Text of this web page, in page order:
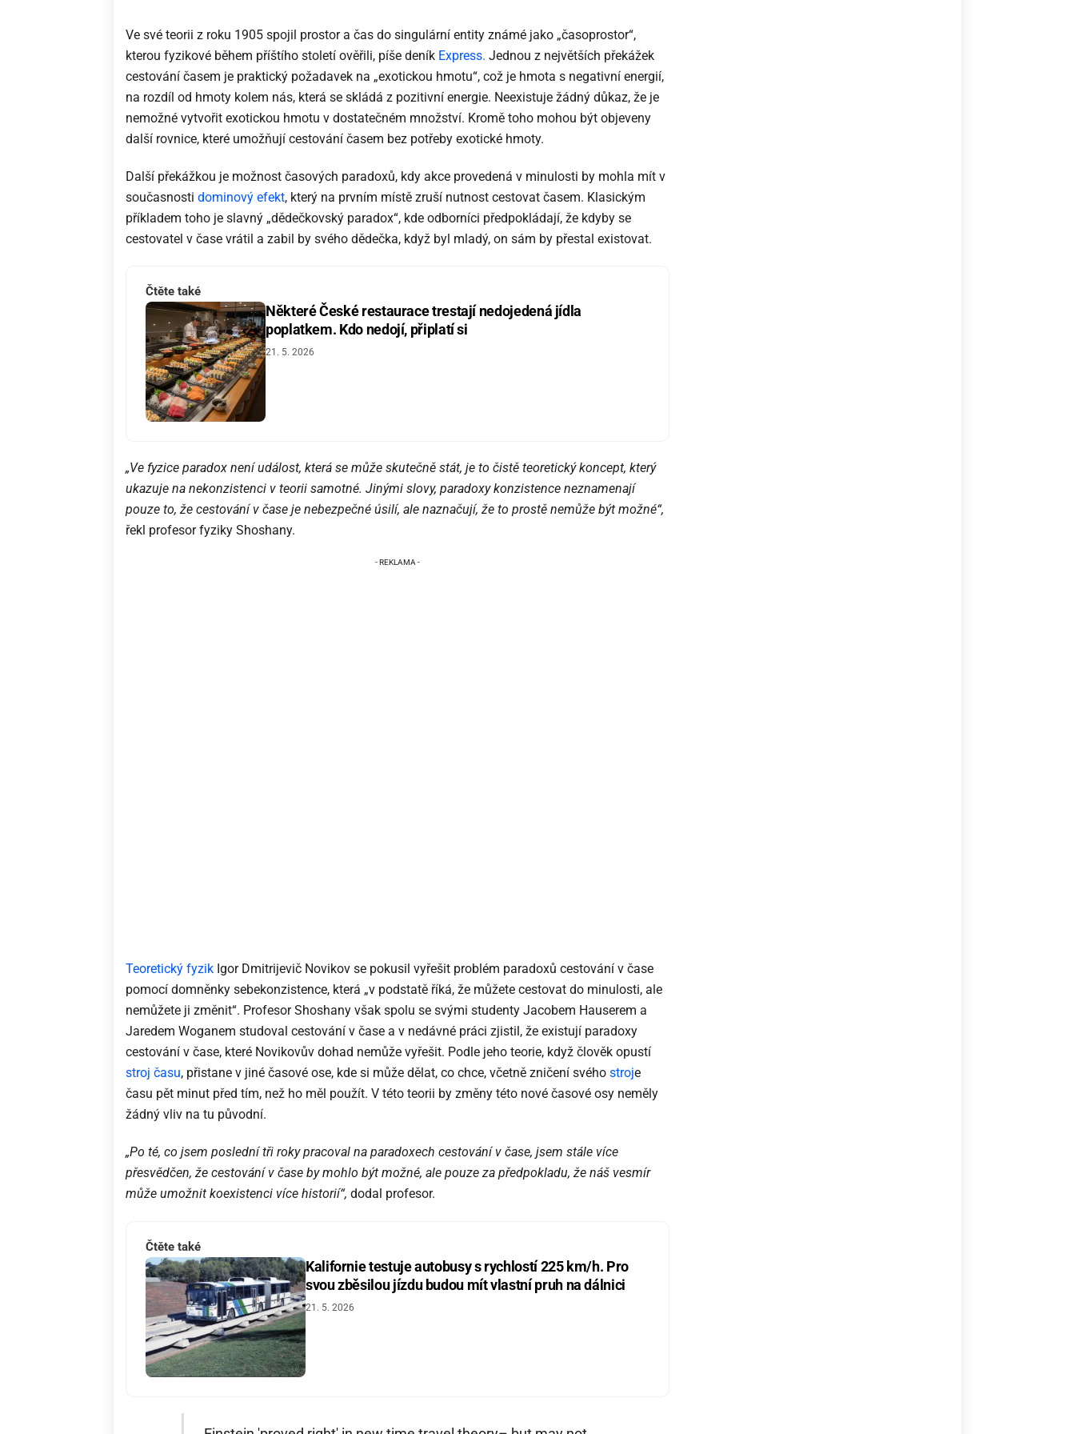
Ve své teorii z roku 1905 spojil prostor a čas do singulární entity známé jako „časoprostor“,
kterou fyzikové během příštího století ověřili, píše deník Express. Jednou z největších překážek
cestování časem je praktický požadavek na „exotickou hmotu“, což je hmota s negativní energií,
na rozdíl od hmoty kolem nás, která se skládá z pozitivní energie. Neexistuje žádný důkaz, že je
nemožné vytvořit exotickou hmotu v dostatečném množství. Kromě toho mohou být objeveny
další rovnice, které umožňují cestování časem bez potřeby exotické hmoty.
Další překážkou je možnost časových paradoxů, kdy akce provedená v minulosti by mohla mít v
současnosti dominový efekt, který na prvním místě zruší nutnost cestovat časem. Klasickým
příkladem toho je slavný „dědečkovský paradox“, kde odborníci předpokládají, že kdyby se
cestovatel v čase vrátil a zabil by svého dědečka, když byl mladý, on sám by přestal existovat.
Čtěte také
Některé České restaurace trestají nedojedená jídla
poplatkem. Kdo nedojí, připlatí si
21. 5. 2026
„Ve fyzice paradox není událost, která se může skutečně stát, je to čistě teoretický koncept, který
ukazuje na nekonzistenci v teorii samotné. Jinými slovy, paradoxy konzistence neznamenají
pouze to, že cestování v čase je nebezpečné úsilí, ale naznačují, že to prostě nemůže být možné“,
řekl profesor fyziky Shoshany.
Teoretický fyzik Igor Dmitrijevič Novikov se pokusil vyřešit problém paradoxů cestování v čase
pomocí domněnky sebekonzistence, která „v podstatě říká, že můžete cestovat do minulosti, ale
nemůžete ji změnit“. Profesor Shoshany však spolu se svými studenty Jacobem Hauserem a
Jaredem Woganem studoval cestování v čase a v nedávné práci zjistil, že existují paradoxy
cestování v čase, které Novikovův dohad nemůže vyřešit. Podle jeho teorie, když člověk opustí
stroj času, přistane v jiné časové ose, kde si může dělat, co chce, včetně zničení svého stroje
času pět minut před tím, než ho měl použít. V této teorii by změny této nové časové osy neměly
žádný vliv na tu původní.
„Po té, co jsem poslední tři roky pracoval na paradoxech cestování v čase, jsem stále více
přesvědčen, že cestování v čase by mohlo být možné, ale pouze za předpokladu, že náš vesmír
může umožnit koexistenci více historií“, dodal profesor.
Čtěte také
Kalifornie testuje autobusy s rychlostí 225 km/h. Pro
svou zběsilou jízdu budou mít vlastní pruh na dálnici
21. 5. 2026